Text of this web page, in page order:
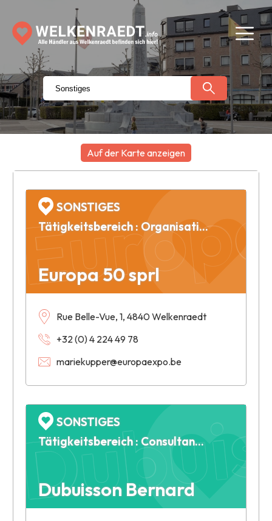
Auf der Karte anzeigen
Europa 50 sprl
SONSTIGES
Tätigkeitsbereich : Organisation salons et congrès
Rue Belle-Vue, 1, 4840 Welkenraedt
+32 (0) 4 224 49 78
mariekupper@europaexpo.be
Dubuisson Bernard
SONSTIGES
Tätigkeitsbereich : Consultant juridique